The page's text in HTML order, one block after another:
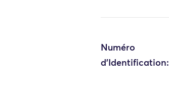
Numéro
d'Identification: